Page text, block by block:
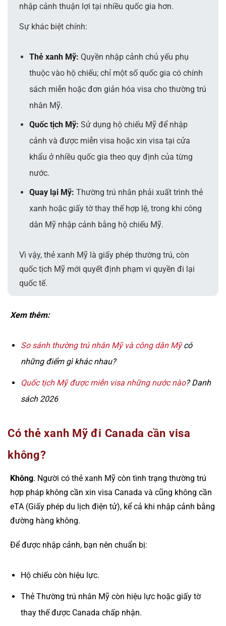
nhập cảnh thuận lợi tại nhiều quốc gia hơn.
Sự khác biệt chính:
Thẻ xanh Mỹ: Quyền nhập cảnh chủ yếu phụ
thuộc vào hộ chiếu; chỉ một số quốc gia có chính
sách miễn hoặc đơn giản hóa visa cho thường trú
nhân Mỹ.
Quốc tịch Mỹ: Sử dụng hộ chiếu Mỹ để nhập
cảnh và được miễn visa hoặc xin visa tại cửa
khẩu ở nhiều quốc gia theo quy định của từng
nước.
Quay lại Mỹ: Thường trú nhân phải xuất trình thẻ
xanh hoặc giấy tờ thay thế hợp lệ, trong khi công
dân Mỹ nhập cảnh bằng hộ chiếu Mỹ.
Vì vậy, thẻ xanh Mỹ là giấy phép thường trú, còn
quốc tịch Mỹ mới quyết định phạm vi quyền đi lại
quốc tế.
Xem thêm:
So sánh thường trú nhân Mỹ và công dân Mỹcó
những điểm gì khác nhau?
Quốc tịch Mỹ được miễn visa những nước nào? Danh
sách 2026
Có thẻ xanh Mỹ đi Canada cần visa
không?
Không. Người có thẻ xanh Mỹ còn tình trạng thường trú
hợp pháp không cần xin visa Canada và cũng không cần
eTA (Giấy phép du lịch điện tử), kể cả khi nhập cảnh bằng
đường hàng không.
Để được nhập cảnh, bạn nên chuẩn bị:
Hộ chiếu còn hiệu lực.
Thẻ Thường trú nhân Mỹ còn hiệu lực hoặc giấy tờ
thay thế được Canada chấp nhận.